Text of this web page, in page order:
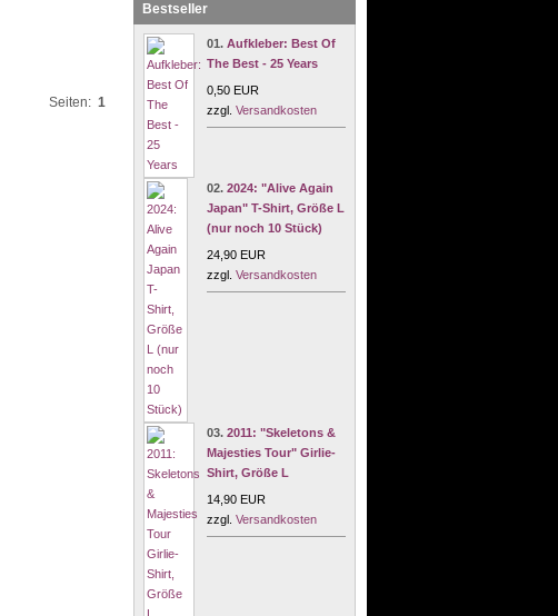
Seiten: 1
Bestseller
01. Aufkleber: Best Of
The Best - 25 Years
0,50 EUR
zzgl. Versandkosten
02. 2024: "Alive Again
Japan" T-Shirt, Größe L
(nur noch 10 Stück)
24,90 EUR
zzgl. Versandkosten
03. 2011: "Skeletons &
Majesties Tour" Girlie-
Shirt, Größe L
14,90 EUR
zzgl. Versandkosten